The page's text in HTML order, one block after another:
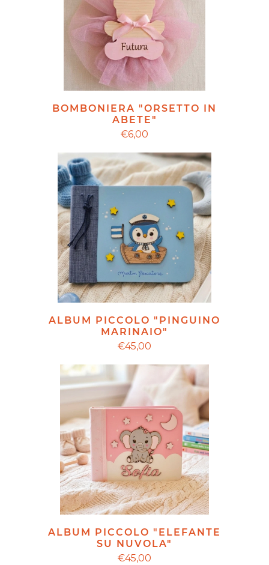
BOMBONIERA "ORSETTO IN
ABETE"
€6,00
ALBUM PICCOLO "PINGUINO
MARINAIO"
€45,00
ALBUM PICCOLO "ELEFANTE
SU NUVOLA"
€45,00